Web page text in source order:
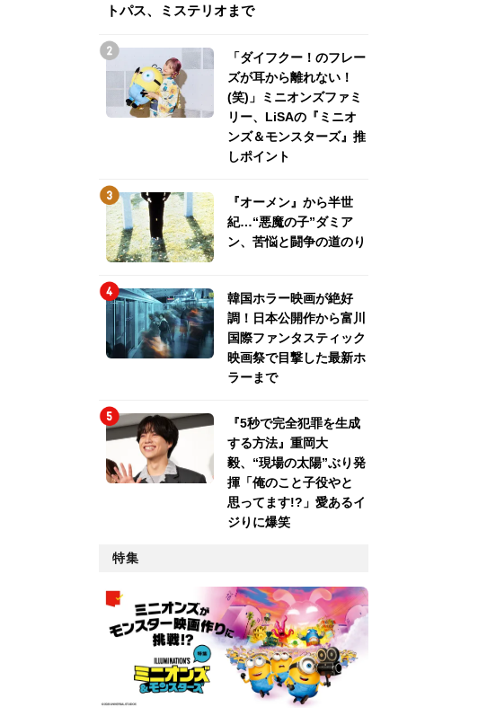
トパス、ミステリオまで
「ダイフクー！のフレー
ズが耳から離れない！
(笑)」ミニオンズファミ
リー、LiSAの『ミニオ
ンズ＆モンスターズ』推
しポイント
『オーメン』から半世
紀…“悪魔の子”ダミア
ン、苦悩と闘争の道のり
韓国ホラー映画が絶好
調！日本公開作から富川
国際ファンタスティック
映画祭で目撃した最新ホ
ラーまで
『5秒で完全犯罪を生成
する方法』重岡大
毅、“現場の太陽”ぶり発
揮「俺のこと子役やと
思ってます!?」愛あるイ
ジりに爆笑
特集